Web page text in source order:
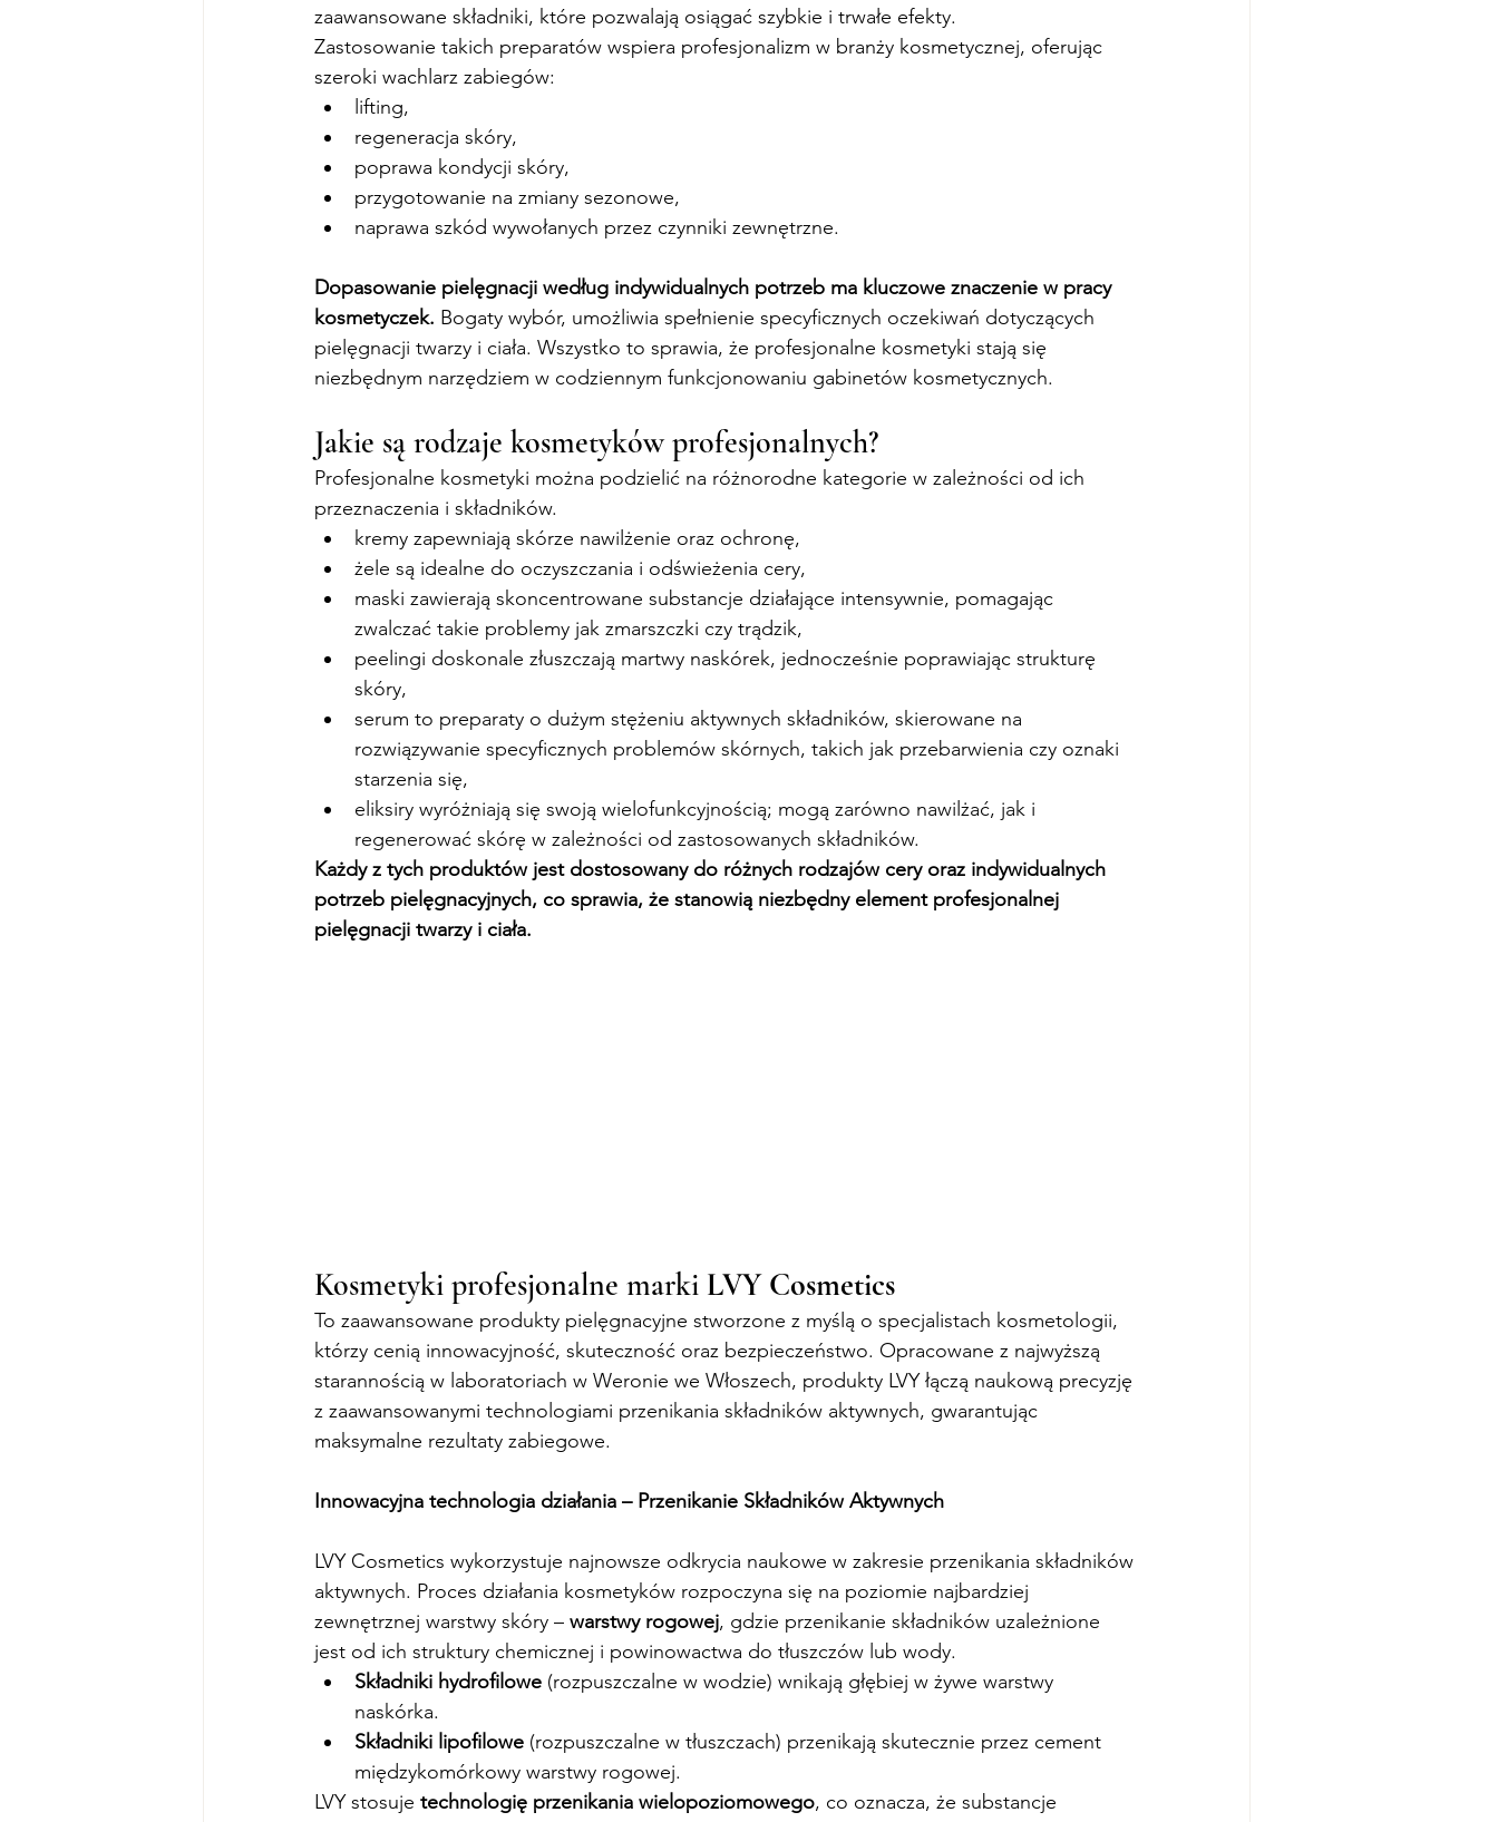
zaawansowane składniki, które pozwalają osiągać szybkie i trwałe efekty.
Zastosowanie takich preparatów wspiera profesjonalizm w branży kosmetycznej, oferując
szeroki wachlarz zabiegów:
lifting,
regeneracja skóry,
poprawa kondycji skóry,
przygotowanie na zmiany sezonowe,
naprawa szkód wywołanych przez czynniki zewnętrzne.
Dopasowanie pielęgnacji według indywidualnych potrzeb ma kluczowe znaczenie w pracy
kosmetyczek. Bogaty wybór, umożliwia spełnienie specyficznych oczekiwań dotyczących
pielęgnacji twarzy i ciała. Wszystko to sprawia, że profesjonalne kosmetyki stają się
niezbędnym narzędziem w codziennym funkcjonowaniu gabinetów kosmetycznych.
Jakie są rodzaje kosmetyków profesjonalnych?
Profesjonalne kosmetyki można podzielić na różnorodne kategorie w zależności od ich
przeznaczenia i składników.
kremy zapewniają skórze nawilżenie oraz ochronę,
żele są idealne do oczyszczania i odświeżenia cery,
maski zawierają skoncentrowane substancje działające intensywnie, pomagając
zwalczać takie problemy jak zmarszczki czy trądzik,
peelingi doskonale złuszczają martwy naskórek, jednocześnie poprawiając strukturę
skóry,
serum to preparaty o dużym stężeniu aktywnych składników, skierowane na
rozwiązywanie specyficznych problemów skórnych, takich jak przebarwienia czy oznaki
starzenia się,
eliksiry wyróżniają się swoją wielofunkcyjnością; mogą zarówno nawilżać, jak i
regenerować skórę w zależności od zastosowanych składników.
Każdy z tych produktów jest dostosowany do różnych rodzajów cery oraz indywidualnych
potrzeb pielęgnacyjnych, co sprawia, że stanowią niezbędny element profesjonalnej
pielęgnacji twarzy i ciała.
Kosmetyki profesjonalne marki LVY Cosmetics
To zaawansowane produkty pielęgnacyjne stworzone z myślą o specjalistach kosmetologii,
którzy cenią innowacyjność, skuteczność oraz bezpieczeństwo. Opracowane z najwyższą
starannością w laboratoriach w Weronie we Włoszech, produkty LVY łączą naukową precyzję
z zaawansowanymi technologiami przenikania składników aktywnych, gwarantując
maksymalne rezultaty zabiegowe.
Innowacyjna technologia działania – Przenikanie Składników Aktywnych
LVY Cosmetics wykorzystuje najnowsze odkrycia naukowe w zakresie przenikania składników
aktywnych. Proces działania kosmetyków rozpoczyna się na poziomie najbardziej
zewnętrznej warstwy skóry – warstwy rogowej, gdzie przenikanie składników uzależnione
jest od ich struktury chemicznej i powinowactwa do tłuszczów lub wody.
Składniki hydrofilowe (rozpuszczalne w wodzie) wnikają głębiej w żywe warstwy
naskórka.
Składniki lipofilowe (rozpuszczalne w tłuszczach) przenikają skutecznie przez cement
międzykomórkowy warstwy rogowej.
LVY stosuje technologię przenikania wielopoziomowego, co oznacza, że substancje